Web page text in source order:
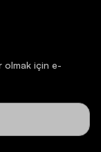
olmak için e-